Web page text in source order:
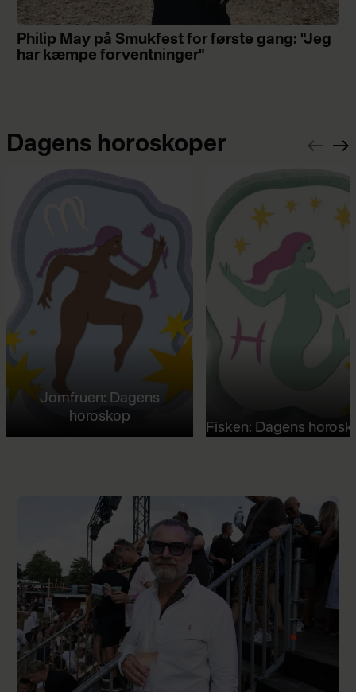
Philip May på Smukfest for første gang: "Jeg
har kæmpe forventninger"
Dagens horoskoper
Jomfruen: Dagens
horoskop
Fisken: Dagens